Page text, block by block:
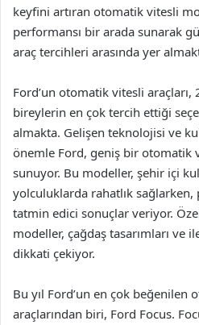
keyfini artıran otomatik vitesli
performansı bir arada sunarak
araç tercihleri arasında yer
Ford’un otomatik vitesli araçları,
bireylerin en çok tercih ettiği
almakta. Gelişen teknolojisi ve
önemle Ford, geniş bir otomatik
sunuyor. Bu modeller, şehir içi
yolculuklarda rahatlık
tatmin edici sonuçlar veriyor.
modeller, çağdaş tasarımları ve
dikkati çekiyor.
Bu yıl Ford’un en çok beğenilen
araçlarından biri, Ford Focus.